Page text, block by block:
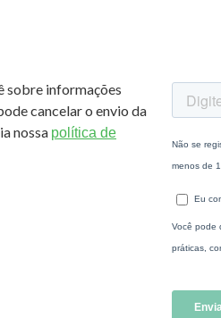
sobre informações
cancelar o envio da
nossa política de